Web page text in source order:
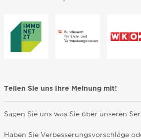
Teilen Sie uns Ihre Meinung mit!
Sagen Sie uns was Sie über unseren
Haben Sie Verbesserungsvorschläge